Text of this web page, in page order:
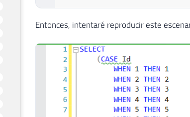
Entonces, intentaré reproducir este